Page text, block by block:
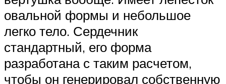
овальной формы и небольшое
легко тело. Сердечник
стандартный, его форма
разработана с таким расчетом,
чтобы он генерировал собственную